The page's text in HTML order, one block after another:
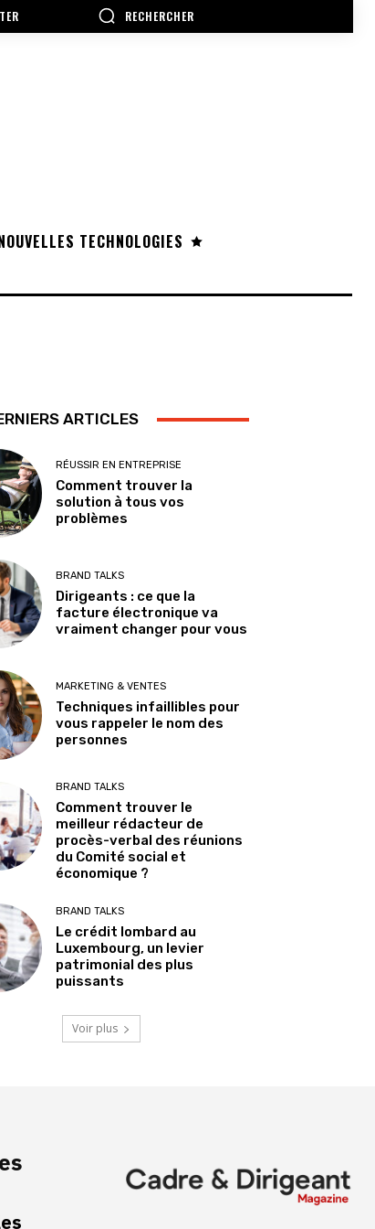
RECHERCHER
TECHNOLOGIES
ARTICLES
RÉUSSIR EN ENTREPRISE
Comment trouver la
solution à tous vos
problèmes
BRAND TALKS
Dirigeants : ce que la
facture électronique va
vraiment changer pour vous
MARKETING & VENTES
Techniques infaillibles pour
vous rappeler le nom des
personnes
BRAND TALKS
Comment trouver le
meilleur rédacteur de
procès-verbal des réunions
du Comité social et
économique ?
BRAND TALKS
Le crédit lombard au
Luxembourg, un levier
patrimonial des plus
puissants
Voir plus